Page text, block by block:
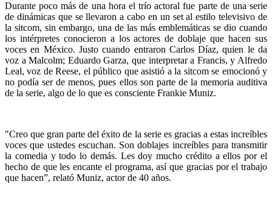
Durante poco más de una hora el trío actoral fue parte de una serie
de dinámicas que se llevaron a cabo en un set al estilo televisivo de
la sitcom, sin embargo, una de las más emblemáticas se dio cuando
los intérpretes conocieron a los actores de doblaje que hacen sus
voces en México. Justo cuando entraron Carlos Díaz, quien le da
voz a Malcolm; Eduardo Garza, que interpretar a Francis, y Alfredo
Leal, voz de Reese, el público que asistió a la sitcom se emocionó y
no podía ser de menos, pues ellos son parte de la memoria auditiva
de la serie, algo de lo que es consciente Frankie Muniz.
"Creo que gran parte del éxito de la serie es gracias a estas increíbles
voces que ustedes escuchan. Son doblajes increíbles para transmitir
la comedia y todo lo demás. Les doy mucho crédito a ellos por el
hecho de que les encante el programa, así que gracias por el trabajo
que hacen”, relató Muniz, actor de 40 años.